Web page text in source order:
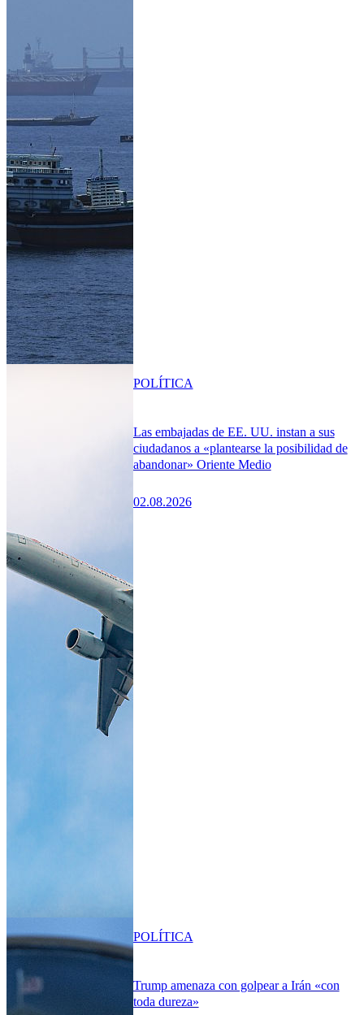
Las embajadas de EE. UU. instan a sus
ciudadanos a «plantearse la posibilidad de
abandonar» Oriente Medio
02.08.2026
POLÍTICA
Trump amenaza con golpear a Irán «con
toda dureza»
POLÍTICA